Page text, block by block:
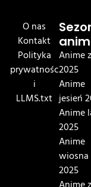
O nas
Kontakt
Polityka
prywatnośc
i
LLMS.txt
Anime
2025
Anime
jesień
Anime
2025
Anime
wiosna
2025